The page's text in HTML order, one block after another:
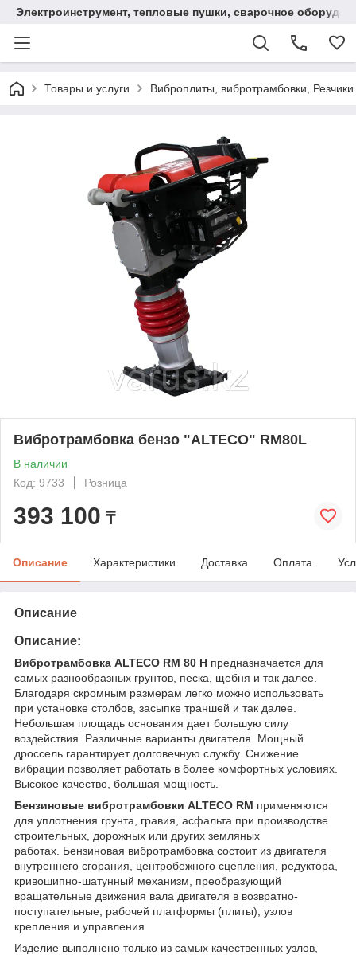
Электроинструмент, тепловые пушки, сварочное
Товары и услуги Виброплиты, вибротрамбовки,
Вибротрамбовка бензо "ALTECO" RM80L
В наличии
Код: 9733
Розница
393 100 ₸
Описание Характеристики Доставка Оплата
Описание
Описание:
Вибротрамбовка ALTECO RM 80 H предназначается для
самых разнообразных грунтов, песка, щебня и так далее.
Благодаря скромным размерам легко можно использовать
при установке столбов, засыпке траншей и так далее.
Небольшая площадь основания дает большую силу
воздействия. Различные варианты двигателя. Мощный
дроссель гарантирует долговечную службу. Снижение
вибрации позволяет работать в более комфортных условиях.
Высокое качество, большая мощность.
Бензиновые вибротрамбовки ALTECO RM применяются
для уплотнения грунта, гравия, асфальта при производстве
строительных, дорожных или других земляных
работах. Бензиновая вибротрамбовка состоит из двигателя
внутреннего сгорания, центробежного сцепления, редуктора,
кривошипно-шатунный механизм, преобразующий
вращательные движения вала двигателя в возвратно-
поступательные, рабочей платформы (плиты), узлов
крепления и управления
Изделие выполнено только из самых качественных узлов,